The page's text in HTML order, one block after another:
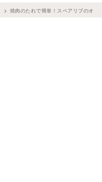
焼肉のたれで簡単！スペアリブのオー